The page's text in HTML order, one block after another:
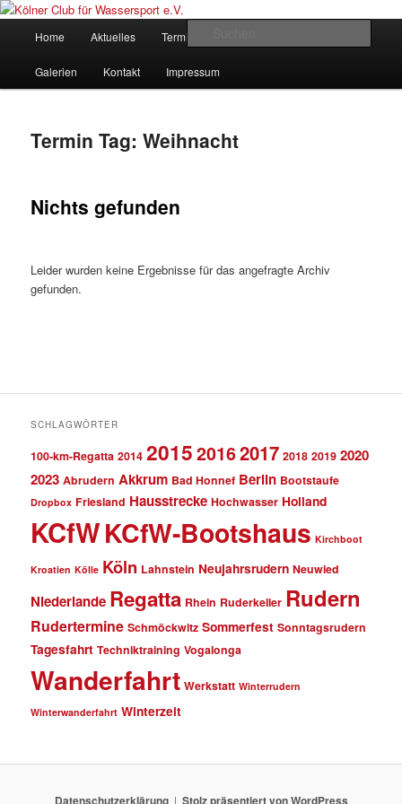
Zum
wechseln
Zum
wechselnKölner Club für Wassersport e.V.
gegründet 1907
Home Aktuelles Termine
Galerien Kontakt Impressum
Termin Tag:Weihnacht
Nichts gefunden
Leider wurden keine Ergebnisse für das angefragte Archiv
gefunden.
SCHLAGWÖRTER
100-km-Regatta 2014 201520162017 2018 2019 2020
2023 Abrudern Akkrum Bad Honnef Berlin Bootstaufe
Dropbox Friesland Hausstrecke Hochwasser Holland
KCfWKCfW-Bootshaus Kirchboot
Kroatien Kölle Köln Lahnstein Neujahrsrudern Neuwied
Niederlande Regatta Rhein Ruderkeller Rudern
Rudertermine Schmöckwitz Sommerfest Sonntagsrudern
Tagesfahrt Techniktraining Vogalonga
Wanderfahrt Werkstatt Winterrudern
Winterwanderfahrt Winterzeit
Datenschutzerklärung Stolz präsentiert von WordPress